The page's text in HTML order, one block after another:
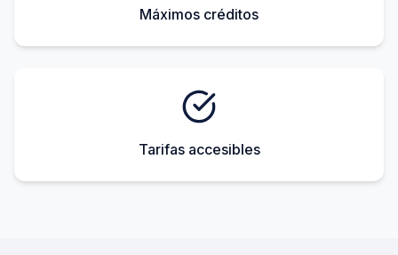
Máximos créditos
Tarifas accesibles